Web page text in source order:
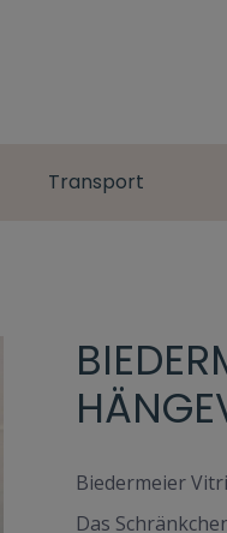
Transport
Biedermeier
Das